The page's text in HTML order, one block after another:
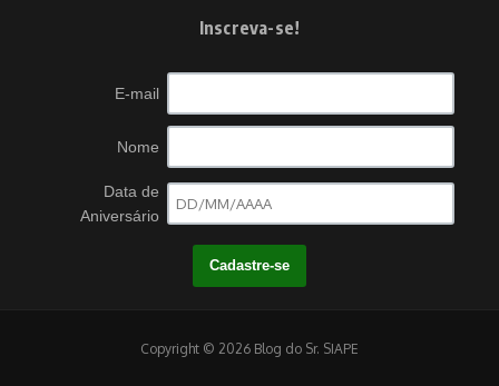
Inscreva-se!
E-mail
Nome
Data de
Aniversário
Copyright © 2026 Blog do Sr. SIAPE